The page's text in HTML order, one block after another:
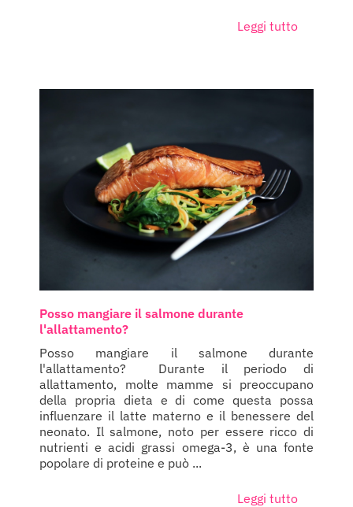
Leggi tutto
Posso mangiare il salmone durante
l'allattamento?
Posso mangiare il salmone durante
l'allattamento? Durante il periodo di
allattamento, molte mamme si preoccupano
della propria dieta e di come questa possa
influenzare il latte materno e il benessere del
neonato. Il salmone, noto per essere ricco di
nutrienti e acidi grassi omega-3, è una fonte
popolare di proteine e può ...
Leggi tutto